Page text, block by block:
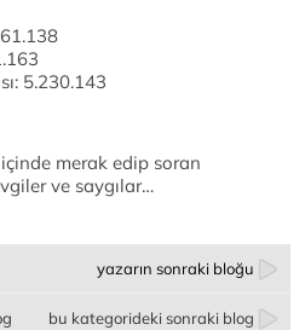
5.230.143
merak edip soran
ve saygılar…
yazarın sonraki bloğu
bu kategorideki sonraki blog